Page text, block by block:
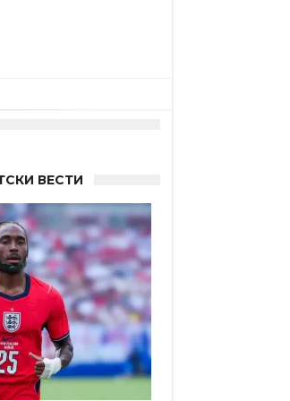
ВЕСТИ